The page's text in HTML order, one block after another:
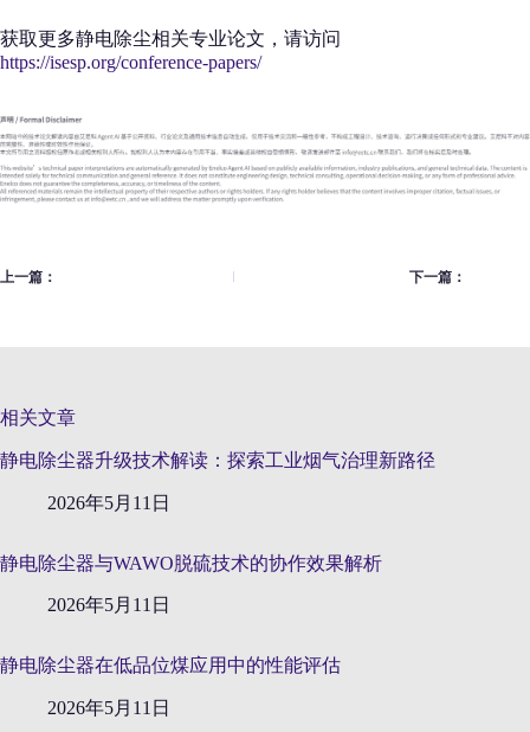
获取更多静电除尘相关专业论文，请访问
https://isesp.org/conference-papers/
上一篇： 下一篇：
相关文章
静电除尘器升级技术解读：探索工业烟气治理新路径
2026年5月11日
静电除尘器与WAWO脱硫技术的协作效果解析
2026年5月11日
静电除尘器在低品位煤应用中的性能评估
2026年5月11日